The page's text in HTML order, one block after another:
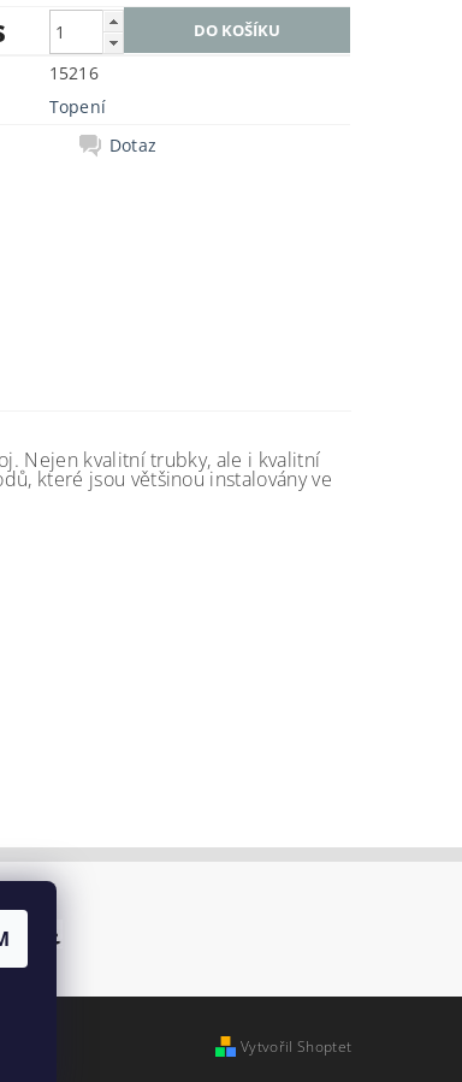
15216
Topení
Dotaz
Nejen kvalitní trubky, ale i kvalitní
které jsou většinou instalovány ve
Vytvořil Shoptet